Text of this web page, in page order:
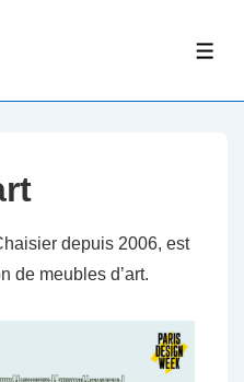
depuis 2006, est
de meubles d’art.